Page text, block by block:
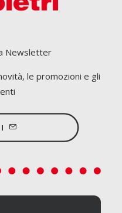
Newsletter
le promozioni e gli